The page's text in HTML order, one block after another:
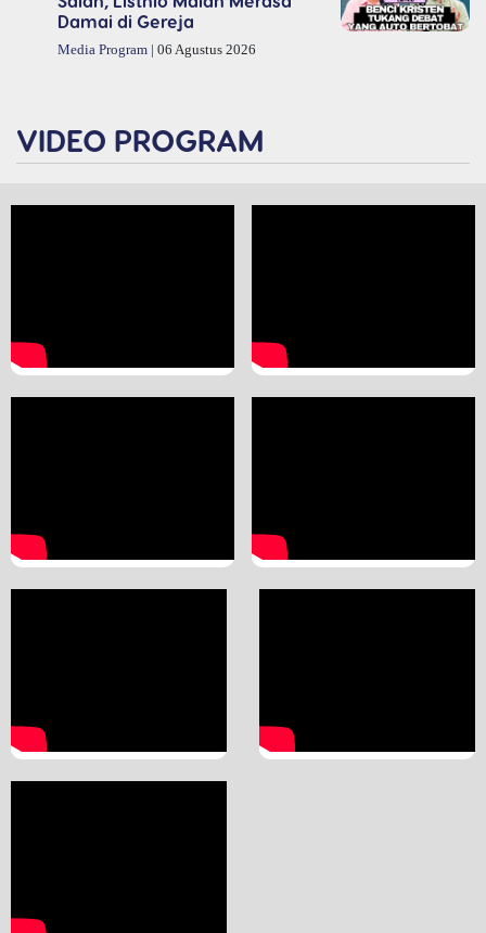
Damai di Gereja
Media Program | 06 Agustus 2026
VIDEO PROGRAM